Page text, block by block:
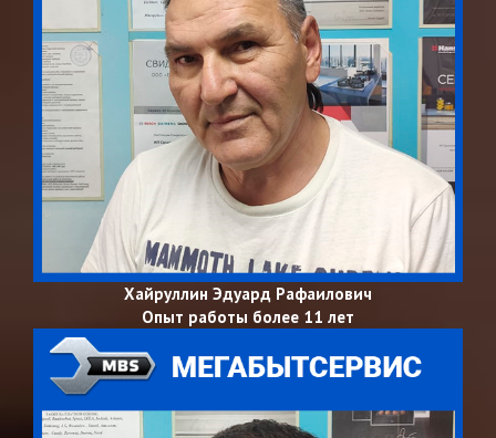
Хайруллин Эдуард Рафаилович
Опыт работы более 11 лет